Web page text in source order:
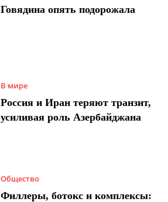
Говядина опять подорожала
В мире
Россия и Иран теряют транзит,
усиливая роль Азербайджана
Общество
Филлеры, ботокс и комплексы: